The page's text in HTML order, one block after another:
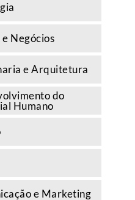
e Negócios
e Arquitetura
do
Humano
e Marketing